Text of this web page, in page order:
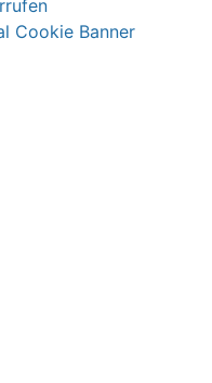
Cookie Banner